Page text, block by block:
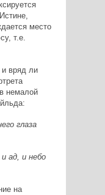
место
т.е.
и вряд ли
немалой
глаза
ад, и небо
на